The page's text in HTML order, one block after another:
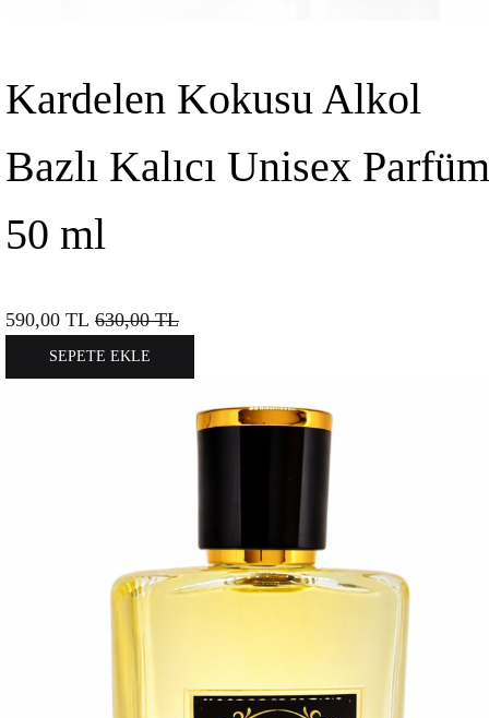
Kardelen Kokusu Alkol
Bazlı Kalıcı Unisex Parfüm
50 ml
590,00 TL 630,00TL
SEPETE EKLE